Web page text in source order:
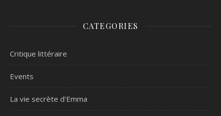
CATEGORIES
Critique littéraire
Events
La vie secrète d'Emma